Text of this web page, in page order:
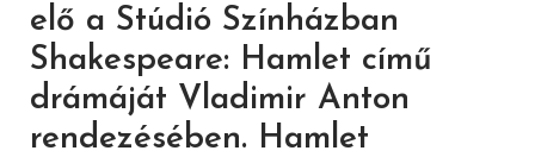
elő a Stúdió Színházban
Shakespeare: Hamlet című
drámáját Vladimir Anton
rendezésében. Hamlet